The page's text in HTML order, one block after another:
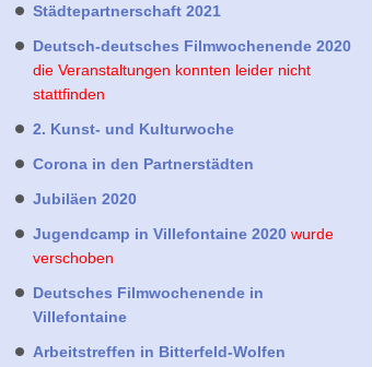
Städtepartnerschaft 2021
Deutsch-deutsches Filmwochenende 2020
die Veranstaltungen konnten leider nicht
stattfinden
2. Kunst- und Kulturwoche
Corona in den Partnerstädten
Jubiläen 2020
Jugendcamp in Villefontaine 2020 wurde
verschoben
Deutsches Filmwochenende in
Villefontaine
Arbeitstreffen in Bitterfeld-Wolfen